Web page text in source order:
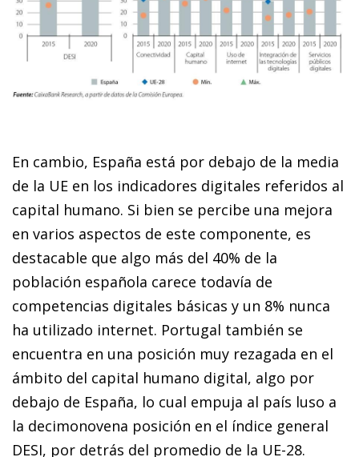
En cambio, España está por debajo de la media
de la UE en los indicadores digitales referidos al
capital humano. Si bien se percibe una mejora
en varios aspectos de este componente, es
destacable que algo más del 40% de la
población española carece todavía de
competencias digitales básicas y un 8% nunca
ha utilizado internet. Portugal también se
encuentra en una posición muy rezagada en el
ámbito del capital humano digital, algo por
debajo de España, lo cual empuja al país luso a
la decimonovena posición en el índice general
DESI, por detrás del promedio de la UE-28.